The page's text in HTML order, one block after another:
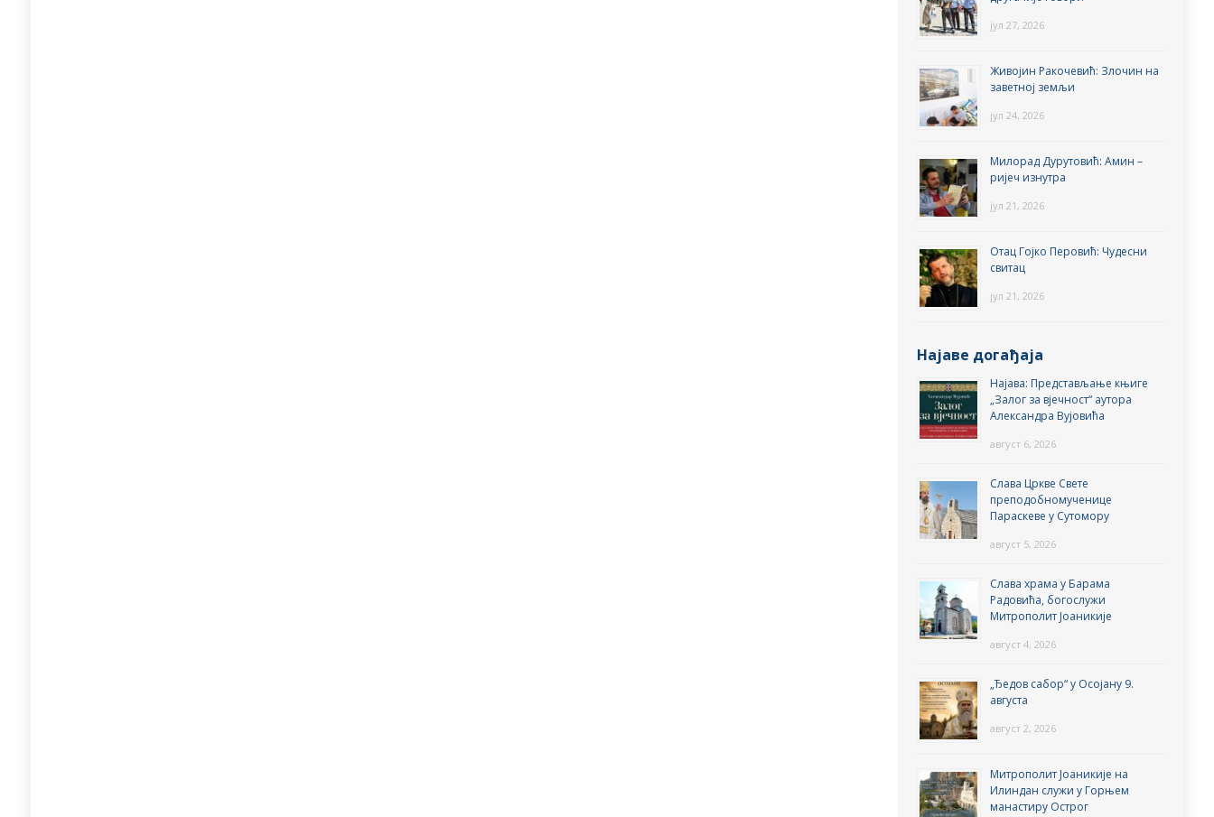
јул 27, 2026
Живојин Ракочевић: Злочин на
заветној земљи
јул 24, 2026
Милорад Дурутовић: Амин –
ријеч изнутра
јул 21, 2026
Отац Гојко Перовић: Чудесни
свитац
јул 21, 2026
Најаве догађаја
Најава: Представљање књиге
„Залог за вјечност“ аутора
Александра Вујовића
август 6, 2026
Слава Цркве Свете
преподобномученице
Параскеве у Сутомору
август 5, 2026
Слава храма у Барама
Радовића, богослужи
Митрополит Јоаникије
август 4, 2026
„Ђедов сабор“ у Осојану 9.
августа
август 2, 2026
Митрополит Јоаникије на
Илиндан служи у Горњем
манастиру Острог